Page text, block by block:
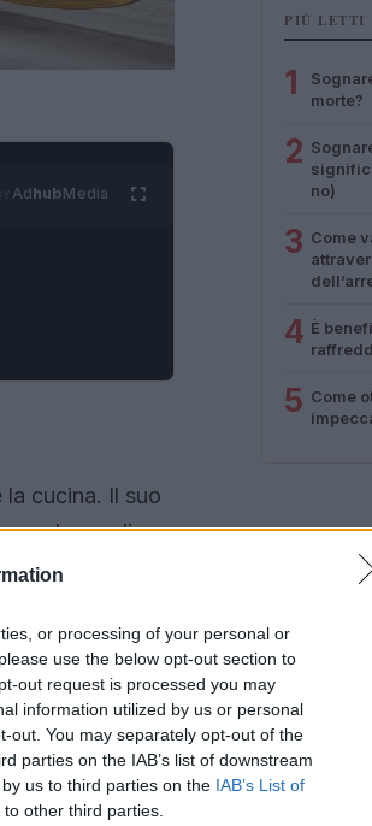
or processing of your personal or
use the below opt-out section to
out request is processed you may
information utilized by us or personal
out. You may separately opt-out of the
parties on the IAB’s list of downstream
us to third parties on the IAB’s List of
other third parties.
AdhubMedia
cucina. Il suo
danza di
non mente
PIÙ LETTI
1
morte?
2
no)
3 Come
4 È
5 Come